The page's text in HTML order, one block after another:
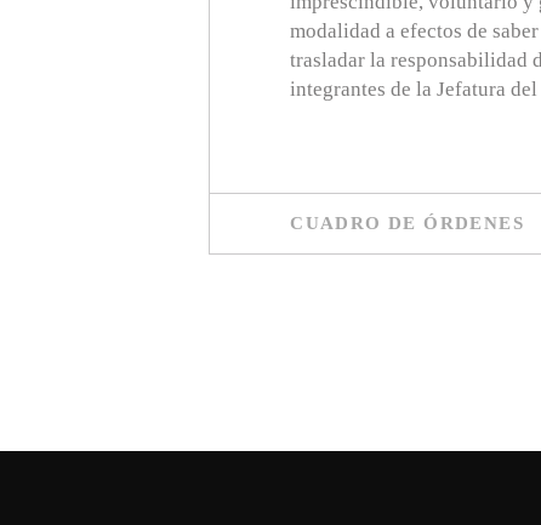
modalidad a efectos de
trasladar la responsabilidad
integrantes de la Jefatura
CUADRO DE ÓRDENES